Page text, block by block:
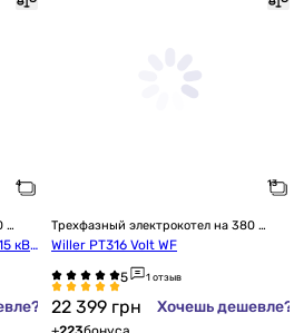
кВт
Трехфазный электрокотел на 380
Вольт
Willer PT316 Volt WF
1 отзыв
22 399 грн Хочешь дешевле?